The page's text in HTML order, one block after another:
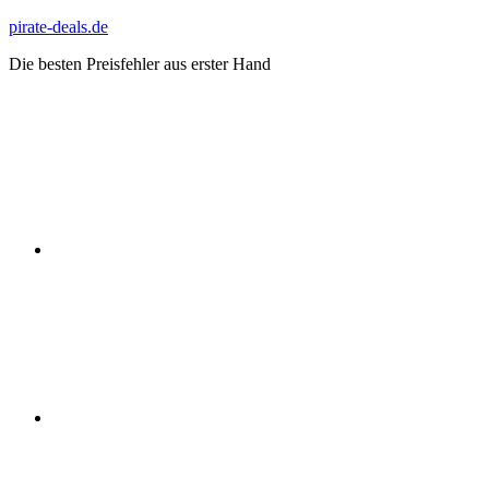
Zum
springen
pirate-deals.de
Die besten Preisfehler aus erster Hand